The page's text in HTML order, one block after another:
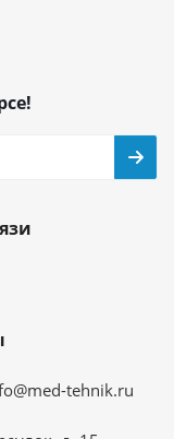
tehnik.ru